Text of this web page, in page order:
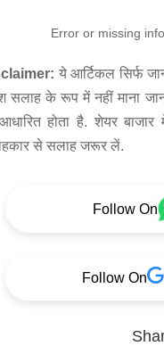
Error or missing
ये आर्टिकल सिर्फ
सलाह के रूप में नहीं माना
होता है. शेयर
से सलाह जरूर लें.
Follow On
Follow On